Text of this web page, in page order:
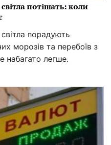
потішать: коли
порадують
морозів та перебоїв з
набагато легше.